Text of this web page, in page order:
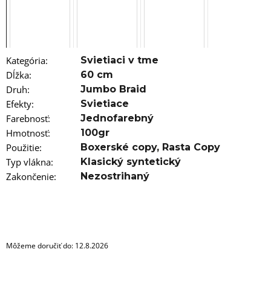
Kategória: Svietiaci v tme
Dĺžka: 60 cm
Druh: Jumbo Braid
Efekty: Svietiace
Farebnosť: Jednofarebný
Hmotnosť: 100gr
Použitie: Boxerské copy, Rasta Copy
Typ vlákna: Klasický syntetický
Zakončenie: Nezostrihaný
Môžeme doručiť do: 12.8.2026
KERATIN
-
KERATÍNOVÁ
TYČINKA
11CM
HNEDÁ,
1KS
€1,96